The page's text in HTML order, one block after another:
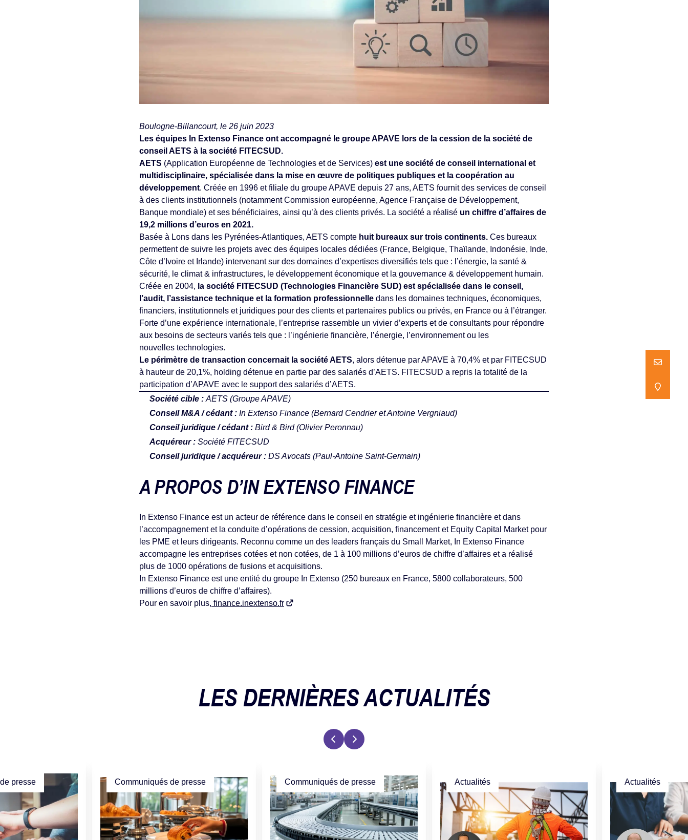
NOUS
NOUS
Boulogne-Billancourt, le 26 juin 2023
Les équipes In Extenso Finance ont accompagné le groupe APAVE lors de la cession de la société de
conseil AETS à la société FITECSUD.
AETS (Application Européenne de Technologies et de Services) est une société de conseil international et
multidisciplinaire, spécialisée dans la mise en œuvre de politiques publiques et la coopération au
développement. Créée en 1996 et filiale du groupe APAVE depuis 27 ans, AETS fournit des services de conseil
à des clients institutionnels (notamment Commission européenne, Agence Française de Développement,
Banque mondiale) et ses bénéficiaires, ainsi qu’à des clients privés. La société a réalisé un chiffre d’affaires de
19,2 millions d’euros en 2021.
Basée à Lons dans les Pyrénées-Atlantiques, AETS compte huit bureaux sur trois continents. Ces bureaux
permettent de suivre les projets avec des équipes locales dédiées (France, Belgique, Thaïlande, Indonésie, Inde,
Côte d’Ivoire et Irlande) intervenant sur des domaines d’expertises diversifiés tels que : l’énergie, la santé &
sécurité, le climat & infrastructures, le développement économique et la gouvernance & développement humain.
Créée en 2004, la société FITECSUD (Technologies Financière SUD) est spécialisée dans le conseil,
l’audit, l’assistance technique et la formation professionnelle dans les domaines techniques, économiques,
financiers, institutionnels et juridiques pour des clients et partenaires publics ou privés, en France ou à l’étranger.
Forte d’une expérience internationale, l’entreprise rassemble un vivier d’experts et de consultants pour répondre
aux besoins de secteurs variés tels que : l’ingénierie financière, l’énergie, l’environnement ou les
nouvelles technologies.
Le périmètre de transaction concernait la société AETS, alors détenue par APAVE à 70,4% et par FITECSUD
à hauteur de 20,1%, holding détenue en partie par des salariés d’AETS. FITECSUD a repris la totalité de la
participation d’APAVE avec le support des salariés d’AETS.
Société cible : AETS (Groupe APAVE)
Conseil M&A / cédant : In Extenso Finance (Bernard CendrieretAntoine Vergniaud)
Conseil juridique / cédant : Bird & Bird(Olivier Peronnau)
Acquéreur : Société FITECSUD
Conseil juridique / acquéreur : DS Avocats (Paul-Antoine Saint-Germain)
A PROPOS D’IN EXTENSO FINANCE
In Extenso Finance est un acteur de référence dans le conseil en stratégie et ingénierie ﬁnancière et dans
l’accompagnement et la conduite d’opérations de cession, acquisition, financement et Equity Capital Market pour
les PME et leurs dirigeants. Reconnu comme un des leaders français du Small Market, In Extenso Finance
accompagne les entreprises cotées et non cotées, de 1 à 100 millions d’euros de chiffre d’affaires et a réalisé
plus de 1000 opérations de fusions et acquisitions.
In Extenso Finance est une entité du groupe In Extenso (250 bureaux en France, 5800 collaborateurs, 500
millions d’euros de chiffre d’affaires).
Pour en savoir plus, finance.inextenso.fr
LES DERNIÈRES ACTUALITÉS
presse Communiqués de presse Communiqués de presse Actualités Actualités
NOUS
NOUS